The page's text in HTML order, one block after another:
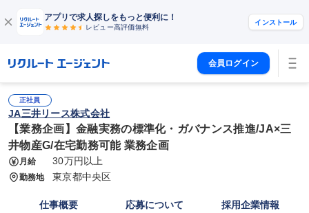
アプリで求人探しをもっと便利に！
レビュー高評価無料
インストール
会員ログイン
正社員
JA三井リース株式会社
【業務企画】金融実務の標準化・ガバナンス推進/JA×三
井物産G/在宅勤務可能 業務企画
月給 30万円以上
勤務地 東京都中央区
仕事概要 応募について 採用企業情報